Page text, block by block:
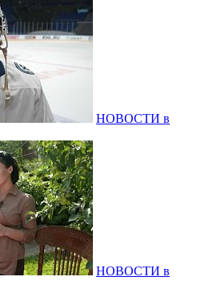
НОВОСТИ в
НОВОСТИ в